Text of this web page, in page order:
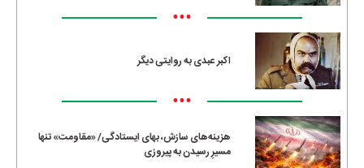
•••
اکبر عبدی به روایتی دیگر
•••
هزینه‌های سازش، بهای ایستادگی/ «مقاومت» تنها
مسیرِ رسیدن به پیروزی